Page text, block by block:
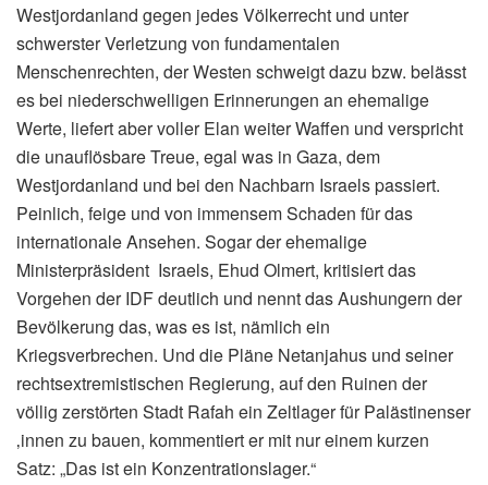
Westjordanland gegen jedes Völkerrecht und unter
schwerster Verletzung von fundamentalen
Menschenrechten, der Westen schweigt dazu bzw. belässt
es bei niederschwelligen Erinnerungen an ehemalige
Werte, liefert aber voller Elan weiter Waffen und verspricht
die unauflösbare Treue, egal was in Gaza, dem
Westjordanland und bei den Nachbarn Israels passiert.
Peinlich, feige und von immensem Schaden für das
internationale Ansehen. Sogar der ehemalige
Ministerpräsident Israels, Ehud Olmert, kritisiert das
Vorgehen der IDF deutlich und nennt das Aushungern der
Bevölkerung das, was es ist, nämlich ein
Kriegsverbrechen. Und die Pläne Netanjahus und seiner
rechtsextremistischen Regierung, auf den Ruinen der
völlig zerstörten Stadt Rafah ein Zeltlager für Palästinenser
‚innen zu bauen, kommentiert er mit nur einem kurzen
Satz: „Das ist ein Konzentrationslager.“